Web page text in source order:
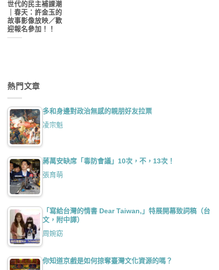
世代的民主補課潮
｜春天：許金玉的
故事影像放映／歡
迎報名參加！！
熱門文章
多和身邊對政治無感的親朋好友拉票
凌宗魁
蔣萬安缺席「毒防會議」10次，不，13次！
張育萌
「寫給台灣的情書 Dear Taiwan,」特展開幕致詞稿（台
文，附中譯）
周婉窈
你知道京戲是如何掠奪臺灣文化資源的嗎？